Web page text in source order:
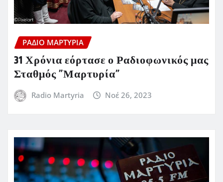
ΡΆΔΙΟ ΜΑΡΤΥΡΊΑ
31 Χρόνια εόρτασε ο Ραδιοφωνικός μας
Σταθμός ”Μαρτυρία”
Radio Martyria Νοέ 26, 2023